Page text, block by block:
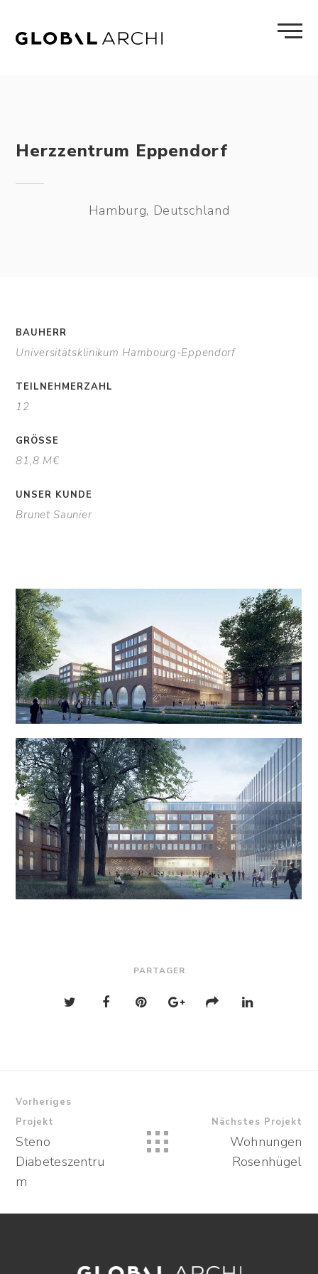
content
Herzzentrum Eppendorf
Hamburg, Deutschland
BAUHERR
Universitätsklinikum Hambourg-Eppendorf
TEILNEHMERZAHL
12
GRÖSSE
81,8 M€
UNSER KUNDE
Brunet Saunier
PARTAGER
Vorheriges
Projekt
Steno
Diabeteszentru
m
Nächstes Projekt
Wohnungen
Rosenhügel